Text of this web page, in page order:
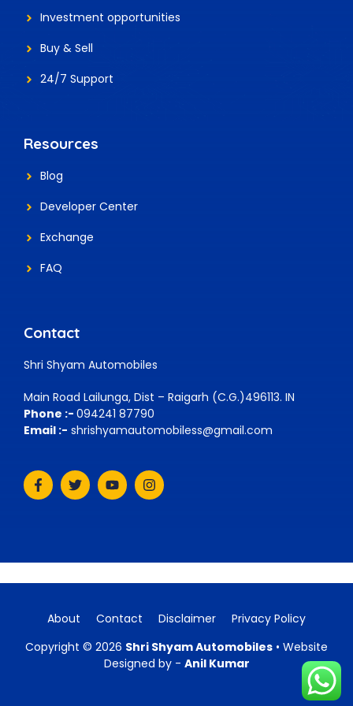
Investment opportunities
Buy & Sell
24/7 Support
Resources
Blog
Developer Center
Exchange
FAQ
Contact
Shri Shyam Automobiles
Main Road Lailunga, Dist – Raigarh (C.G.)496113. IN
Phone :- 094241 87790
Email :- shrishyamautomobiless@gmail.com
About Contact Disclaimer
Privacy Policy
Copyright © 2026 Shri Shyam Automobiles • Website
Designed by - Anil Kumar